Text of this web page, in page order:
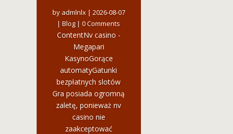
by admlnlx| 2026-08-07
|Blog | 0 Comments
ContentNv casino -
Megapari
KasynoGorące
automatyGatunki
bezpłatnych slotów
Gra posiada ogromną
zaletę, ponieważ nv
casino nie
zaakceptować